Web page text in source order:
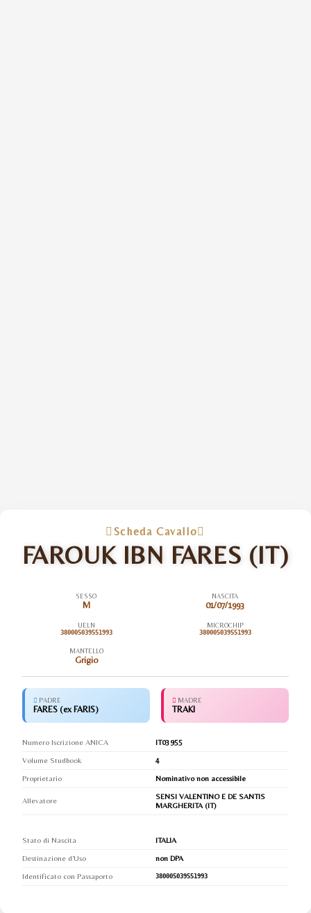
Scheda Cavallo
FAROUK IBN FARES (IT)
SESSO
M
NASCITA
01/07/1993
UELN
380005039551993
MICROCHIP
380005039551993
MANTELLO
Grigio
PADRE
FARES (ex FARIS)
MADRE
TRAKI
Numero Iscrizione ANICA
IT03955
Volume Studbook
4
Proprietario
Nominativo non accessibile
Allevatore
SENSI VALENTINO E DE SANTIS
MARGHERITA (IT)
Stato di Nascita
ITALIA
Destinazione d'Uso
non DPA
Identificato con Passaporto
380005039551993